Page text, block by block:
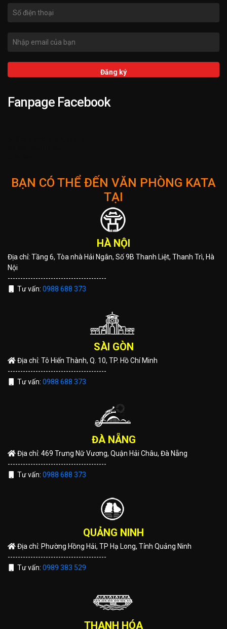
Fanpage Facebook
BẠN CÓ THỂ ĐẾN VĂN PHÒNG KATA
TẠI
HÀ NỘI
Địa chỉ: Tầng 6, Tòa nhà Hải Ngân, Số 9B Thanh Liệt, Thanh Trì, Hà
Nội
---------------------------------------
Tư vấn: 0988 688 373
SÀI GÒN
Địa chỉ: Tô Hiến Thành, Q. 10, TP. Hồ Chí Minh
---------------------------------------
Tư vấn: 0988 688 373
ĐÀ NẴNG
Địa chỉ: 469 Trưng Nữ Vương, Quận Hải Châu, Đà Nẵng
---------------------------------------
Tư vấn: 0988 688 373
QUẢNG NINH
Địa chỉ: Phường Hồng Hải, TP Hạ Long, Tỉnh Quảng Ninh
---------------------------------------
Tư vấn: 0989 383 529
THANH HÓA